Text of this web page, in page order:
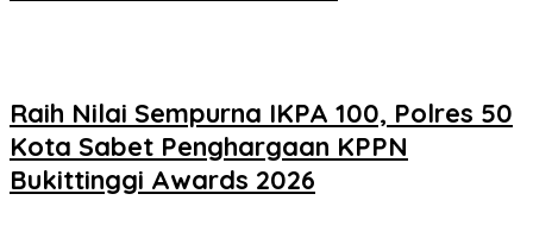
Raih Nilai Sempurna IKPA 100, Polres 50
Kota Sabet Penghargaan KPPN
Bukittinggi Awards 2026